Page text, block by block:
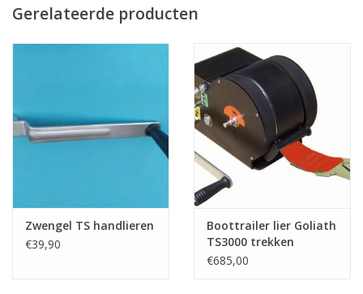
veilige lier van Europees fabrikaat
Gerelateerde producten
Zwengel TS handlieren
€39,90
Boottrailer lier Goliath
TS3000 trekken
€685,00